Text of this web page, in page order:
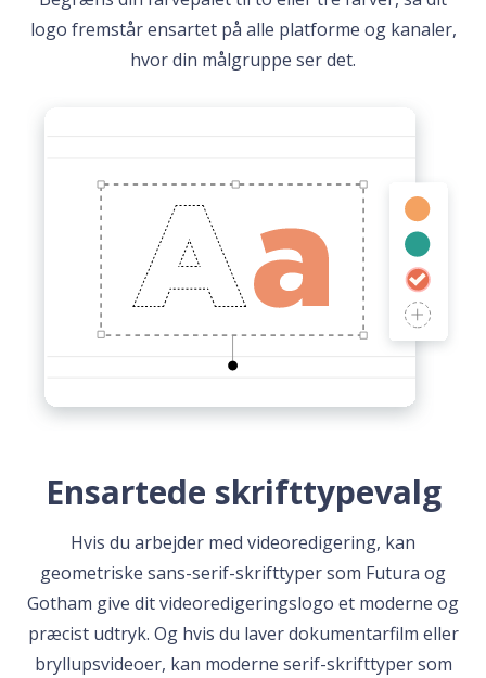
logo fremstår ensartet på alle platforme og kanaler,
hvor din målgruppe ser det.
Ensartede skrifttypevalg
Hvis du arbejder med videoredigering, kan
geometriske sans-serif-skrifttyper som Futura og
Gotham give dit videoredigeringslogo et moderne og
præcist udtryk. Og hvis du laver dokumentarfilm eller
bryllupsvideoer, kan moderne serif-skrifttyper som